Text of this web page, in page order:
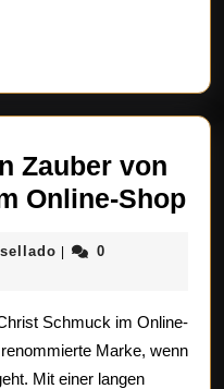
Zauber von
Online-Shop
elsotanosellado
|
0
Schmuck im Online-
Marke, wenn
Mit einer langen